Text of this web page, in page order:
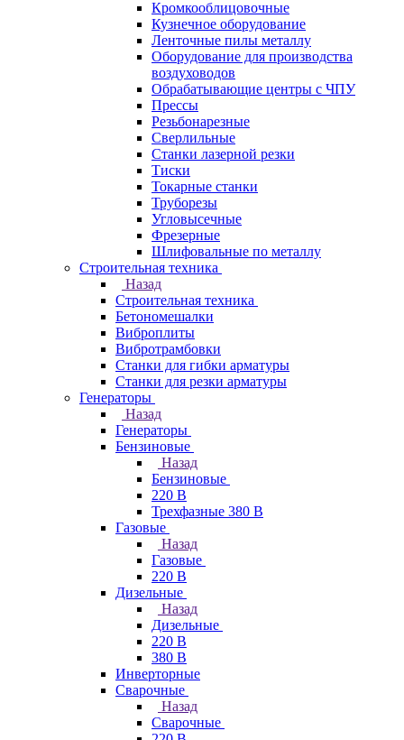
Кромкооблицовочные
Кузнечное оборудование
Ленточные пилы металлу
Оборудование для производства
воздуховодов
Обрабатывающие центры с ЧПУ
Прессы
Резьбонарезные
Сверлильные
Станки лазерной резки
Тиски
Токарные станки
Труборезы
Угловысечные
Фрезерные
Шлифовальные по металлу
Строительная техника
Назад
Строительная техника
Бетономешалки
Виброплиты
Вибротрамбовки
Станки для гибки арматуры
Станки для резки арматуры
Генераторы
Назад
Генераторы
Бензиновые
Назад
Бензиновые
220 В
Трехфазные 380 В
Газовые
Назад
Газовые
220 В
Дизельные
Назад
Дизельные
220 В
380 В
Инверторные
Сварочные
Назад
Сварочные